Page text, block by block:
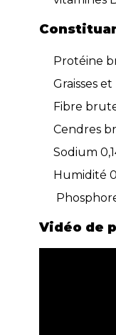
Protéine
Graisses
Fibre
Cendres
Sodium
Humidité
Vidéo de